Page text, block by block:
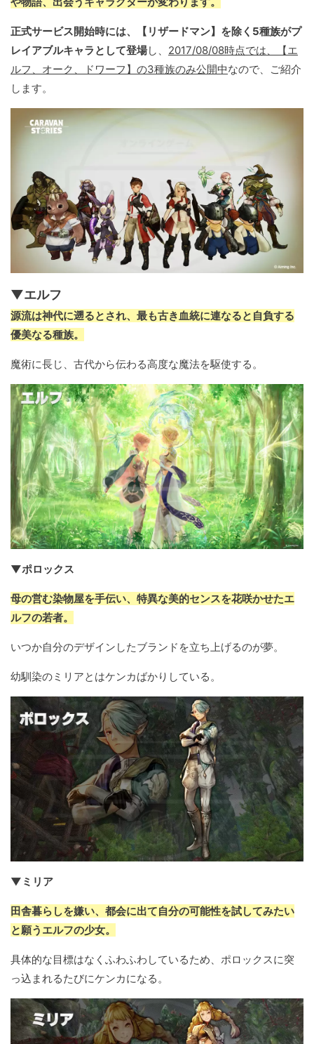
正式サービス開始時には、【リザードマン】を除く5種族がプ
レイアブルキャラとして登場し、 2017/08/08時点では、【エ
ルフ、オーク、ドワーフ】の3種族のみ公開中なので、ご紹介
します。
▼エルフ
源流は神代に遡るとされ、最も古き血統に連なると自負する
優美なる種族。
魔術に長じ、古代から伝わる高度な魔法を駆使する。
▼ポロックス
母の営む染物屋を手伝い、特異な美的センスを花咲かせたエ
ルフの若者。
いつか自分のデザインしたブランドを立ち上げるのが夢。
幼馴染のミリアとはケンカばかりしている。
▼ミリア
田舎暮らしを嫌い、都会に出て自分の可能性を試してみたい
と願うエルフの少女。
具体的な目標はなくふわふわしているため、ポロックスに突
っ込まれるたびにケンカになる。